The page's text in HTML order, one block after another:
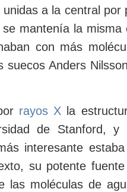
a la central
mantenía la
con más
suecos Anders
rayos X la
de Stanford,
interesante
su potente
las moléculas de